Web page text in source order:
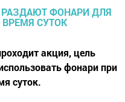
акция, цель
фонари при
суток.